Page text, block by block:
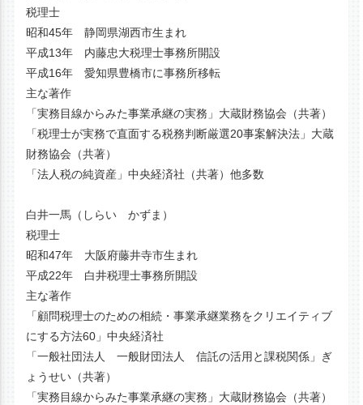
税理士
昭和45年 静岡県湖西市生まれ
平成13年 内藤忠大税理士事務所開設
平成16年 愛知県豊橋市に事務所移転
主な著作
「実務目線からみた事業承継の実務」大蔵財務協会（共著）
「税理士が実務で直面する税務判断厳選20事案解決法」大蔵
財務協会（共著）
「法人税の純資産」中央経済社（共著）他多数
白井一馬（しらい かずま）
税理士
昭和47年 大阪府藤井寺市生まれ
平成22年 白井税理士事務所開設
主な著作
「顧問税理士のための相続・事業承継業務をクリエイティブ
にする方法60」中央経済社
「一般社団法人 一般財団法人 信託の活用と課税関係」ぎ
ょうせい（共著）
「実務目線からみた事業承継の実務」大蔵財務協会（共著）